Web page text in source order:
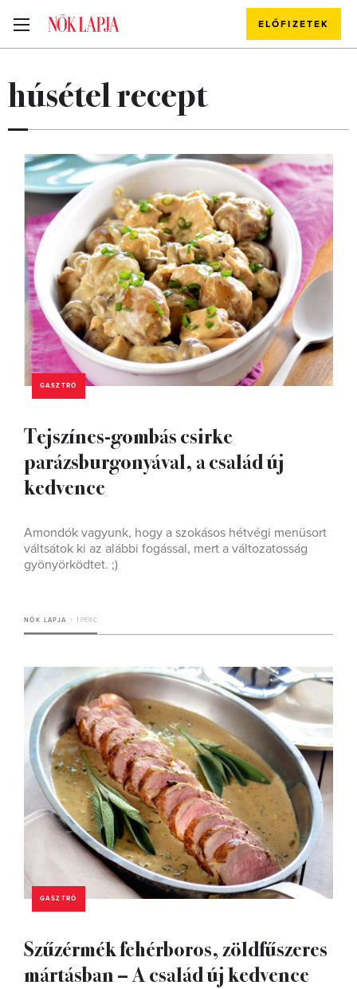
ELŐFIZETEK
húsétel recept
GASZTRÓ
Tejszínes-gombás csirke
parázsburgonyával, a család új
kedvence
Amondók vagyunk, hogy a szokásos hétvégi menüsort
váltsátok ki az alábbi fogással, mert a változatosság
gyönyörködtet. ;)
NŐK LAPJA 1 PERC
GASZTRÓ
Szűzérmék fehérboros, zöldfűszeres
mártásban – A család új kedvence